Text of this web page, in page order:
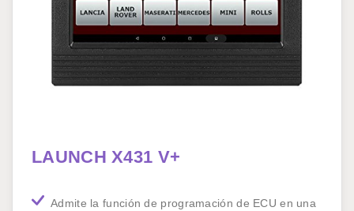
LAUNCH X431 V+
Admite la función de programación de ECU en una